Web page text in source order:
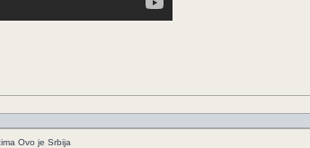
Ovo je Srbija